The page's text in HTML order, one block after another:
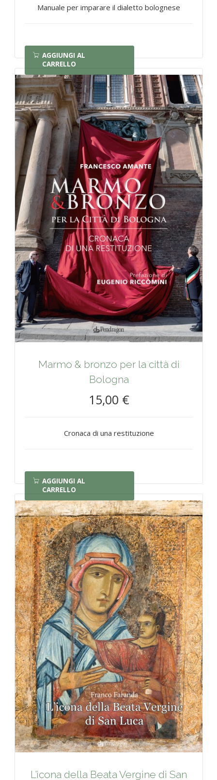
Manuale per imparare il dialetto bolognese
AGGIUNGI AL
CARRELLO
Marmo & bronzo per la città di
Bologna
15,00 €
Cronaca di una restituzione
AGGIUNGI AL
CARRELLO
L’icona della Beata Vergine di San